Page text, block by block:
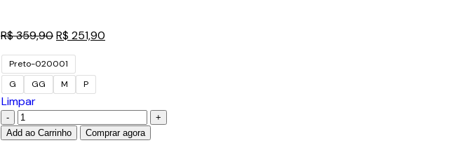
R$359,90R$ 251,90
Preto-020001
G
GG M P
Limpar
Add ao Carrinho Comprar agora